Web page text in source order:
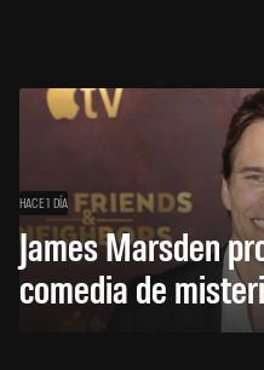
HACE 1 DÍA
James Marsden
comedia de